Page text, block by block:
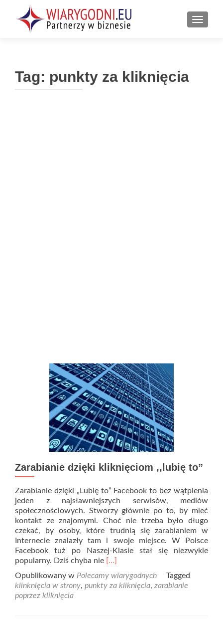
Tag: punkty za kliknięcia
Zarabianie dzięki kliknięciom ,,lubię to”
Zarabianie dzięki „Lubię to” Facebook to bez wątpienia
jeden z najsławniejszych serwisów, mediów
społecznościowych. Stworzy głównie po to, by mieć
kontakt ze znajomymi. Choć nie trzeba było długo
czekać, by osoby, które trudnią się zarabianiem w
Internecie znalazły tam i swoje miejsce. W Polsce
Facebook tuż po Naszej-Klasie stał się niezwykle
popularny. Dziś chyba nie Read
about
Zarabianie
[…]
Opublikowany w Polecamy wiarygodnych
Tagged
klinknięcia w strony, punkty za kliknięcia, zarabianie
poprzez kliknięcia